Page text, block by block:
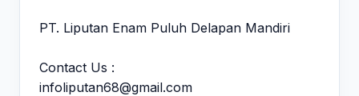
PT. Liputan Enam Puluh Delapan Mandiri
Contact Us :
infoliputan68@gmail.com